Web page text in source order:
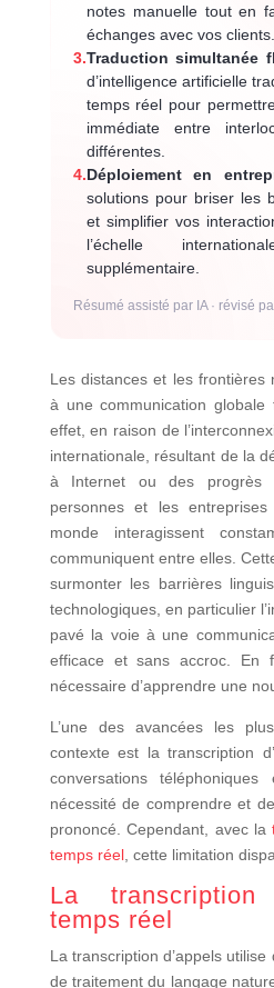
notes manuelle tout en
échanges avec vos clients.
3.Traduction simultanée
d’intelligence artificielle
temps réel pour
immédiate entre
différentes.
4.Déploiement en
solutions pour briser les
et simplifier vos
l’échelle
supplémentaire.
Résumé assisté par IA · révisé
Les distances et les frontières
à une communication globale
effet, en raison de
internationale, résultant de la
à Internet ou des progrès
personnes et les
monde interagissent
communiquent entre elles.
surmonter les barrières
technologiques, en particulier
pavé la voie à une
efficace et sans accroc. En
nécessaire d’apprendre une
L’une des avancées les
contexte est la transcription
conversations
nécessité de comprendre et
prononcé. Cependant, avec la
temps réel, cette limitation
La
temps réel
La transcription d’appels
de traitement du langage